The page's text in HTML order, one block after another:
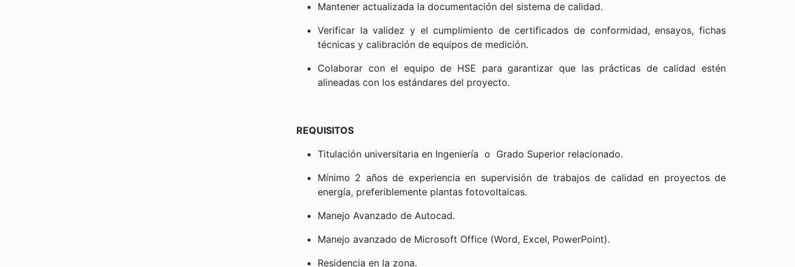
Mantener actualizada la documentación del sistema de calidad.
Verificar la validez y el cumplimiento de certificados de conformidad, ensayos, fichas
técnicas y calibración de equipos de medición.
Colaborar con el equipo de HSE para garantizar que las prácticas de calidad estén
alineadas con los estándares del proyecto.
REQUISITOS
Titulación universitaria en Ingeniería o Grado Superior relacionado.
Mínimo 2 años de experiencia en supervisión de trabajos de calidad en proyectos de
energía, preferiblemente plantas fotovoltaicas.
Manejo Avanzado de Autocad.
Manejo avanzado de Microsoft Office (Word, Excel, PowerPoint).
Residencia en la zona.